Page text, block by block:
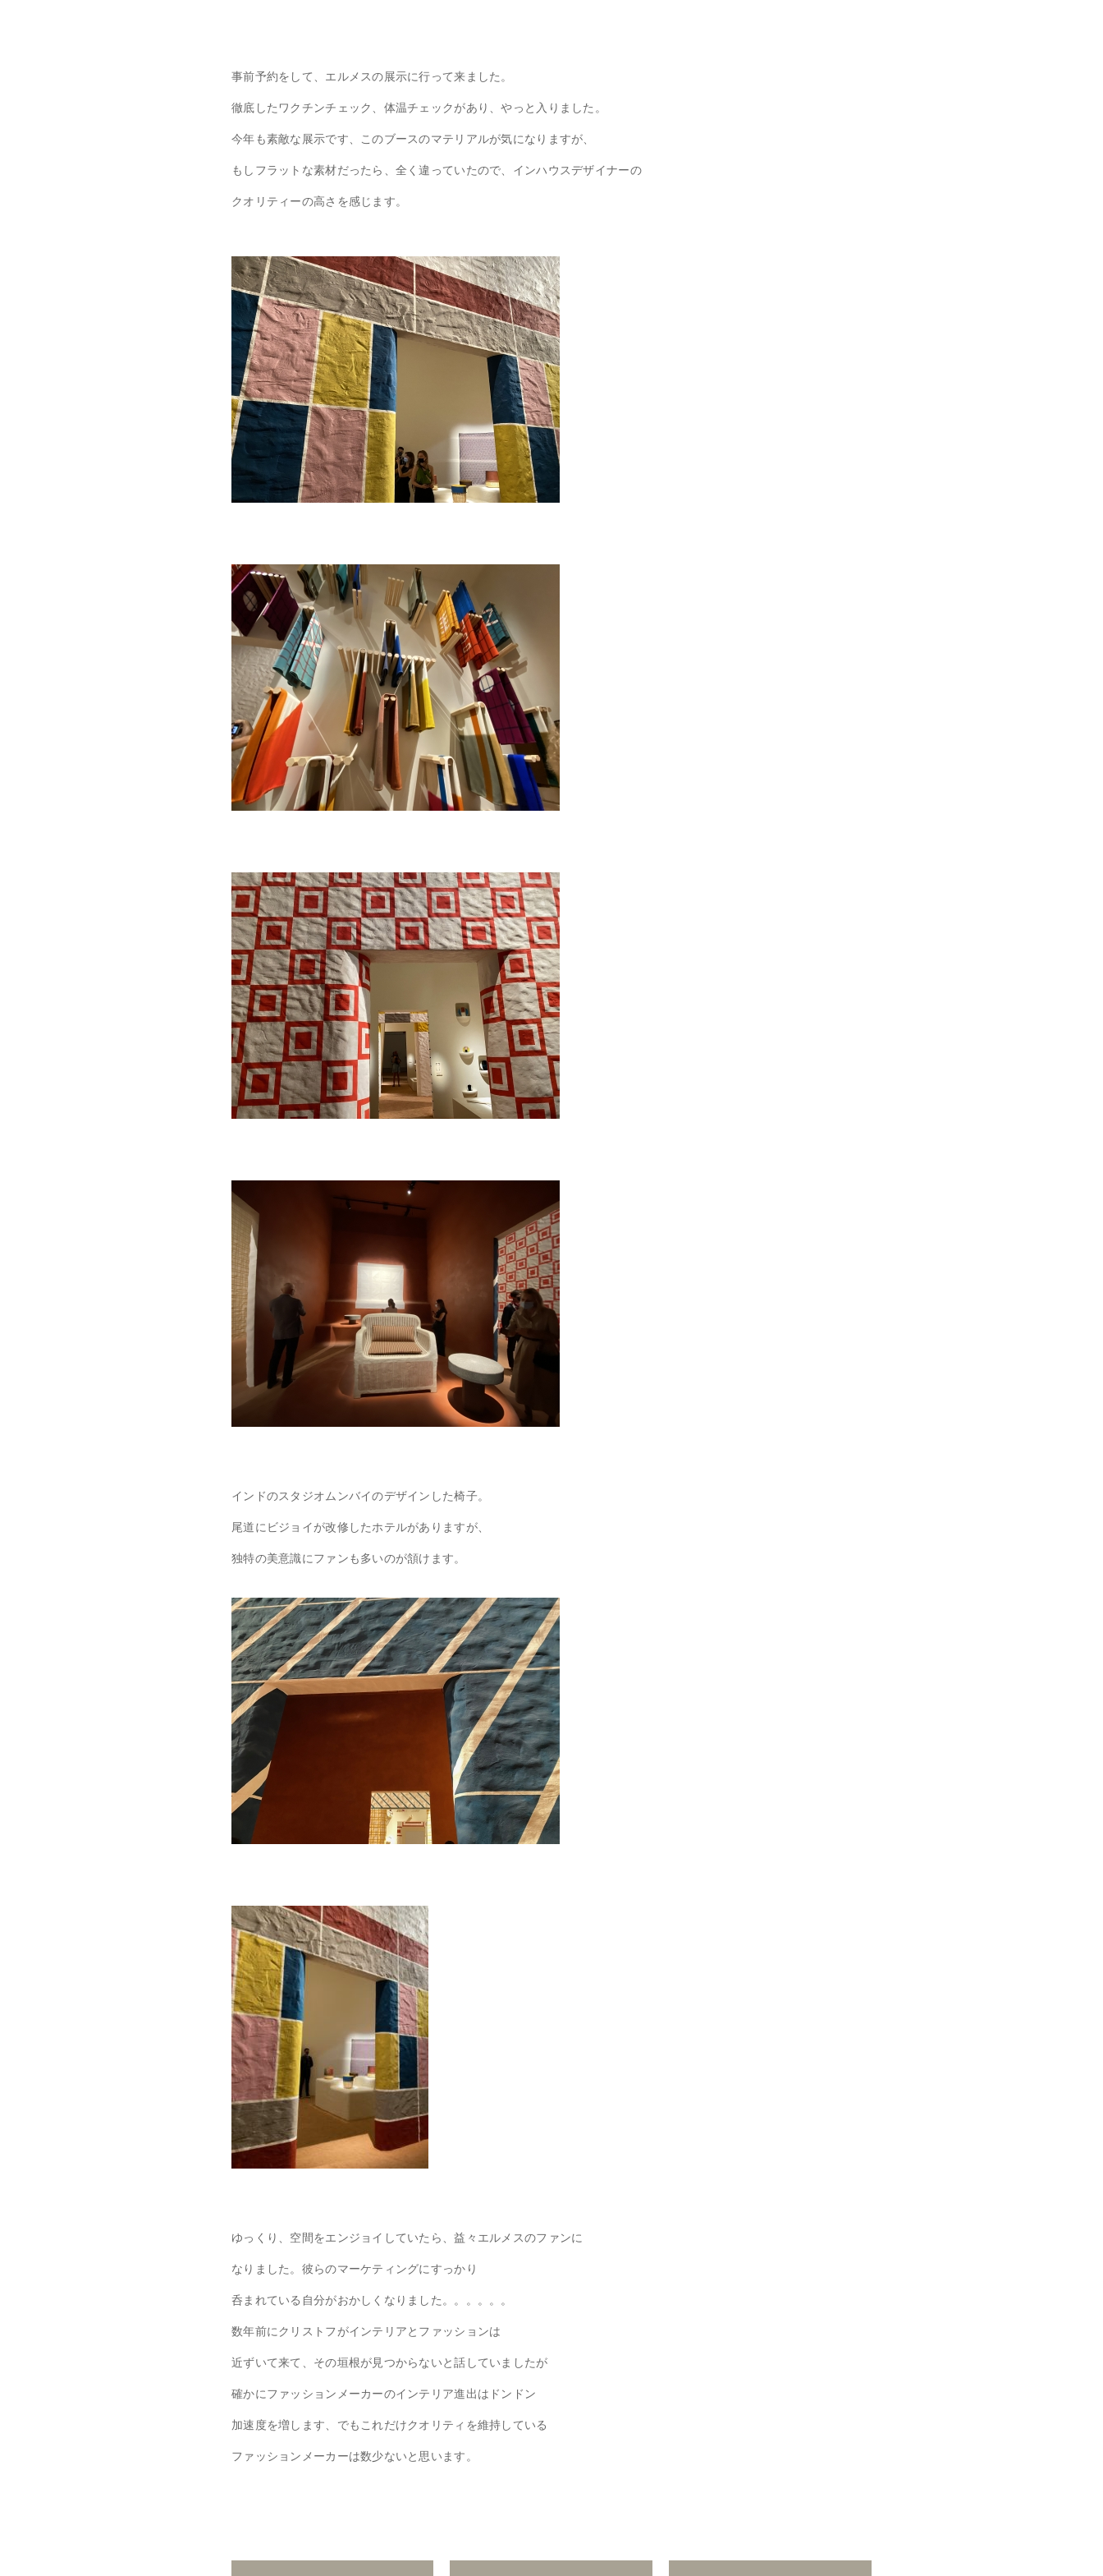
事前予約をして、エルメスの展示に行って来ました。
徹底したワクチンチェック、体温チェックがあり、やっと入りました。
今年も素敵な展示です、このブースのマテリアルが気になりますが、
もしフラットな素材だったら、全く違っていたので、インハウスデザイナーの
クオリティーの高さを感じます。
インドのスタジオムンバイのデザインした椅子。
尾道にビジョイが改修したホテルがありますが、
独特の美意識にファンも多いのが頷けます。
ゆっくり、空間をエンジョイしていたら、益々エルメスのファンに
なりました。彼らのマーケティングにすっかり
呑まれている自分がおかしくなりました。。。。。。
数年前にクリストフがインテリアとファッションは
近ずいて来て、その垣根が見つからないと話していましたが
確かにファッションメーカーのインテリア進出はドンドン
加速度を増します、でもこれだけクオリティを維持している
ファッションメーカーは数少ないと思います。